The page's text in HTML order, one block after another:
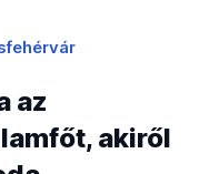
az
akiről